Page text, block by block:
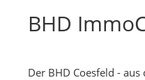
BHD
Der BHD Coesfeld -